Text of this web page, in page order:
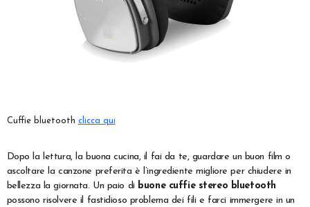
Cuffie bluetooth clicca qui
Dopo la lettura, la buona cucina, il fai da te, guardare un buon film o
ascoltare la canzone preferita è l’ingrediente migliore per chiudere in
bellezza la giornata. Un paio di buone cuffie stereo bluetooth
possono risolvere il fastidioso problema dei fili e farci immergere in un